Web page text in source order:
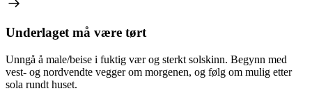
Underlaget må være tørt
Unngå å male/beise i fuktig vær og sterkt solskinn. Begynn med
vest- og nordvendte vegger om morgenen, og følg om mulig etter
sola rundt huset.